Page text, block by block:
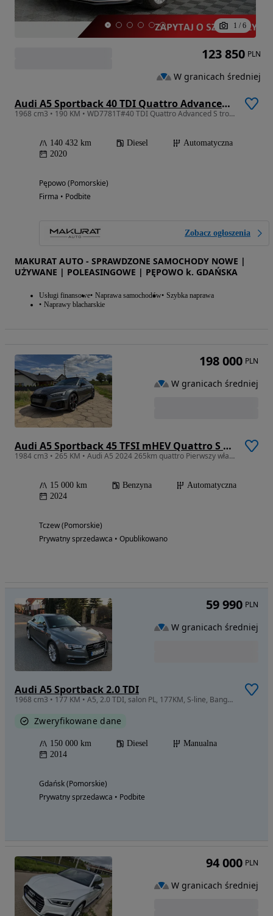
1 / 6
Audi A5 Sportback 40 TDI Quattro Advanced S tronic
1968 cm3 • 190 KM • WD7781T#40 TDI Quattro Advanced S tronic Podgrz.f Salon PL VAT23%
140 432 km Diesel
Automatyczna
2020
Pępowo (Pomorskie)
Firma • Podbite
Zobacz ogłoszenia
MAKURAT AUTO - SPRAWDZONE SAMOCHODY NOWE |
UŻYWANE | POLEASINGOWE | PĘPOWO k. GDAŃSKA
Usługi finansowe Naprawa samochodów Szybka naprawa
Naprawy blacharskie
123 850 PLN
W granicach średniej
Audi A5 Sportback 45 TFSI mHEV Quattro S Line S tronic
1984 cm3 • 265 KM • Audi A5 2024 265km quattro Pierwszy właściciel
15 000 km Benzyna
Automatyczna
2024
Tczew (Pomorskie)
Prywatny sprzedawca • Opublikowano
198 000 PLN
W granicach średniej
Audi A5 Sportback 2.0 TDI
1968 cm3 • 177 KM • A5, 2.0 TDI, salon PL, 177KM, S-line, Bang&Olufsen, drugi właściciel,
Zweryfikowane dane
150 000 km Diesel
Manualna
2014
Gdańsk (Pomorskie)
Prywatny sprzedawca • Podbite
59 990 PLN
W granicach średniej
94 000 PLN
W granicach średniej